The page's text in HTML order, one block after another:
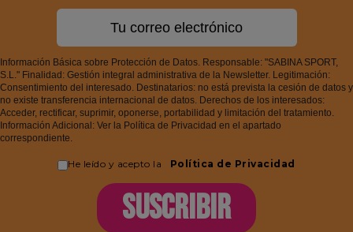
Información Básica sobre Protección de Datos. Responsable: "SABINA SPORT,
S.L." Finalidad: Gestión integral administrativa de la Newsletter. Legitimación:
Consentimiento del interesado. Destinatarios: no está prevista la cesión de datos y
no existe transferencia internacional de datos. Derechos de los interesados:
Acceder, rectificar, suprimir, oponerse, portabilidad y limitación del tratamiento.
Información Adicional: Ver la Política de Privacidad en el apartado
correspondiente.
He leído y acepto la Política de Privacidad
SUSCRIBIR